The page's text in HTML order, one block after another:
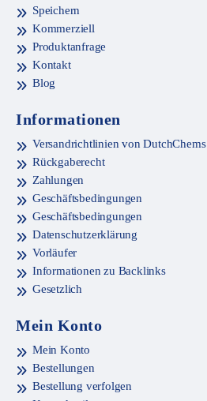
Speichern
Kommerziell
Produktanfrage
Kontakt
Blog
Informationen
Versandrichtlinien von DutchChems
Rückgaberecht
Zahlungen
Geschäftsbedingungen
Geschäftsbedingungen
Datenschutzerklärung
Vorläufer
Informationen zu Backlinks
Gesetzlich
Mein Konto
Mein Konto
Bestellungen
Bestellung verfolgen